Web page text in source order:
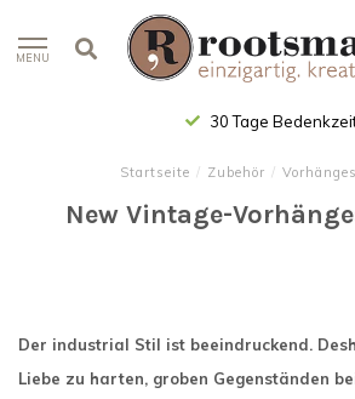
MENU
30 Tage
Startseite / Zubehör /
New Vintage-
Der industrial Stil ist beeindruckend.
Liebe zu harten, groben Gegenständen